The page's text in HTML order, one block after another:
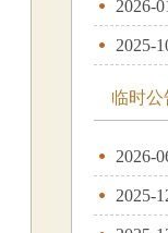
2026-
2025-
临时公
2026-
2025-